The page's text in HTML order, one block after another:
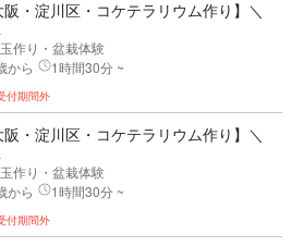
阪・淀川区・コケテラリウム作り】＼
作り・盆栽体験
から
1時間30分 ~
付期間外
阪・淀川区・コケテラリウム作り】＼
作り・盆栽体験
から
1時間30分 ~
付期間外